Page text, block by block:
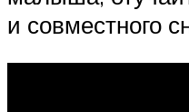
и совместного